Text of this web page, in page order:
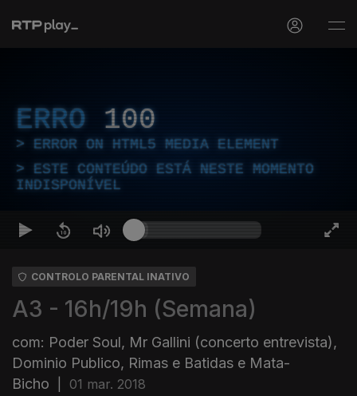
ERRO 100
ERROR ON HTML5 MEDIA ELEMENT
ESTE CONTEÚDO ESTÁ NESTE MOMENTO
INDISPONÍVEL
CONTROLO PARENTAL INATIVO
A3 - 16h/19h (Semana)
com: Poder Soul, Mr Gallini (concerto entrevista),
Dominio Publico, Rimas e Batidas e Mata-
Bicho
01 mar. 2018